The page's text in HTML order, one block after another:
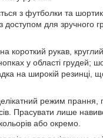
з футболки та
для зручного
короткий рукав,
у області грудей;
на широкій резинці,
режим прання,
Прасувати лише
або окремо.